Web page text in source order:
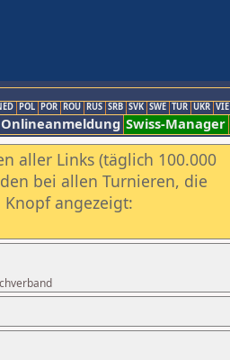
POL POR ROU RUS SRB SVK SWE TUR UKR VIE
Onlineanmeldung Swiss-Manager
aller Links (täglich 100.000
bei allen Turnieren, die
angezeigt: